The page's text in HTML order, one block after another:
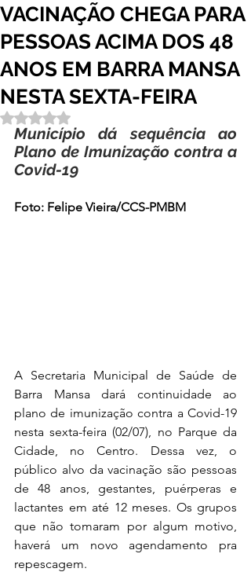
VACINAÇÃO CHEGA PARA
PESSOAS ACIMA DOS 48
ANOS EM BARRA MANSA
NESTA SEXTA-FEIRA
Avaliado com NaN de 5 estrelas.
Município dá sequência ao
Plano de Imunização contra a
Covid-19
Foto: Felipe Vieira/CCS-PMBM
A Secretaria Municipal de Saúde de
Barra Mansa dará continuidade ao
plano de imunização contra a Covid-19
nesta sexta-feira (02/07), no Parque da
Cidade, no Centro. Dessa vez, o
público alvo da vacinação são pessoas
de 48 anos, gestantes, puérperas e
lactantes em até 12 meses. Os grupos
que não tomaram por algum motivo,
haverá um novo agendamento pra
repescagem.